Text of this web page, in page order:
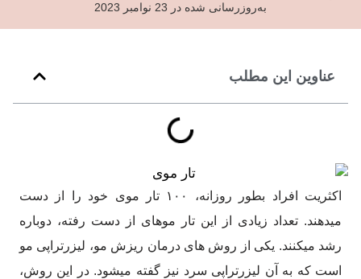
به‌روزرسانی شده در 23 نوامبر 2023
عناوین این مطلب
اکثریت افراد بطور روزانه، ۱۰۰ تار موی خود را از دست
میدهند. تعداد زیادی از این تار موهای از دست رفته، دوباره
رشد میکنند. یکی از روش های درمان ریزش مو، لیزرتراپی مو
است که به آن لیزرتراپی سرد نیز گفته میشود. در این روش،